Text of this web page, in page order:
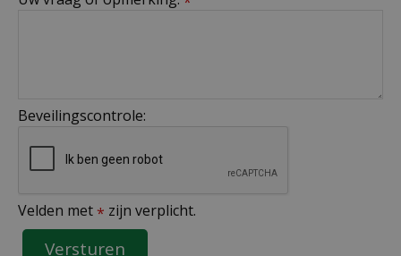
Beveilingscontrole:
Velden met * zijn verplicht.